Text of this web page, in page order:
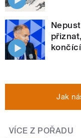
Jak
VÍCE Z POŘADU